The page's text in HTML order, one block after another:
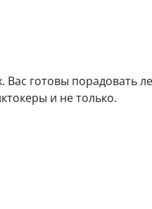
готовы порадовать
и не только.